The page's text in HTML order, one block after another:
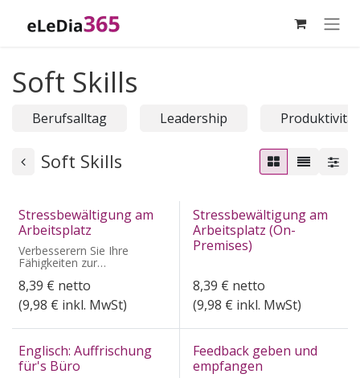
Soft Skills
Berufsalltag Leadership Produktivität
Soft Skills
Stressbewältigung am
Arbeitsplatz
Verbesserern Sie Ihre
Fähigkeiten zur
Stressbewältigung und
lernen Sie gezielte
Techniken zur
Stressbewältigung.
8,39 € netto
(9,98 € inkl. MwSt)
Stressbewältigung am
Arbeitsplatz (On-
Premises)
8,39 € netto
(9,98 € inkl. MwSt)
Englisch: Auffrischung
für's Büro
Feedback geben und
empfangen